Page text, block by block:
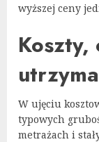
wyższej ceny
Koszty,
W ujęciu
typowych
metrażach i